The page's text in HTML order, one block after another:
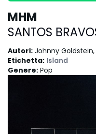
MHM
SANTOS
Autori: Johnny Goldstein,
Etichetta: Island
Genere: Pop